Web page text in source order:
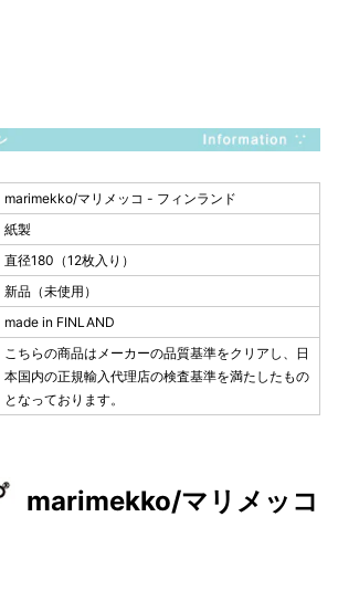
marimekko/マリメッコ - フィンランド
紙製
直径180（12枚入り）
新品（未使用）
made in FINLAND
こちらの商品はメーカーの品質基準をクリアし、日
本国内の正規輸入代理店の検査基準を満たしたもの
となっております。
marimekko/マリメッコ